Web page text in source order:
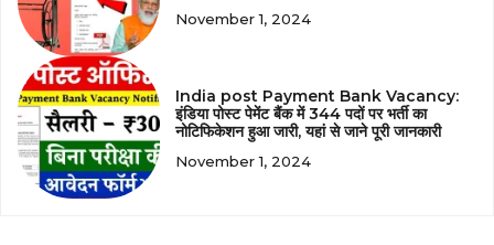
November 1, 2024
India post Payment Bank Vacancy:
इंडिया पोस्ट पेमेंट बैंक में 344 पदों पर भर्ती का
नोटिफिकेशन हुआ जारी, यहां से जाने पूरी जानकारी
November 1, 2024